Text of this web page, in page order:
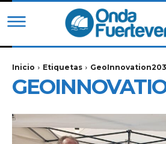
Inicio Etiquetas